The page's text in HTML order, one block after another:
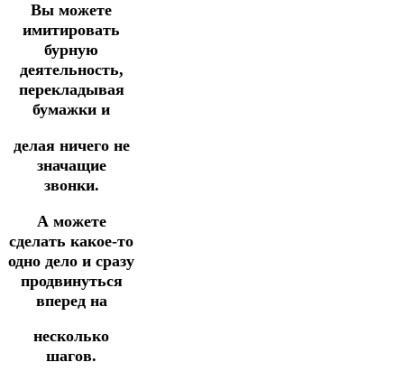
Вы можете
имитировать
бурную
деятельность,
перекладывая
бумажки и
делая ничего не
значащие
звонки.
А можете
сделать какое-то
одно дело и сразу
продвинуться
вперед на
несколько
шагов.